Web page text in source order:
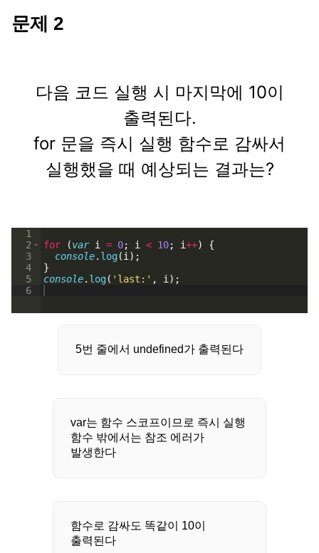
문제 2
다음 코드 실행 시 마지막에 10이
출력된다.
for 문을 즉시 실행 함수로 감싸서
실행했을 때 예상되는 결과는?
1
2
3
4
5
6
for (var i = 0; i < 10; i++)
{
console. log(i ) ;
}
console. log( 'last:' , i ) ;
5번 줄에서 undefined가 출력된다
var는 함수 스코프이므로 즉시 실행
함수 밖에서는 참조 에러가
발생한다
함수로 감싸도 똑같이 10이
출력된다